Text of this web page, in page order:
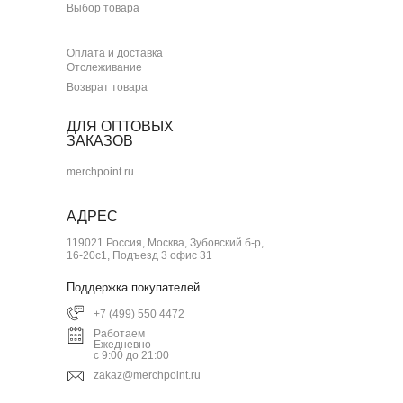
АДРЕС
Выбор товара
Оплата и доставка
Отслеживание
119021 Россия, Москва, Зубовский б-р,
16-20с1, Подъезд 3 офис 31
Поддержка покупателей
+7 (499) 550 4472
Работаем
Ежедневно
с 9:00 до 21:00
zakaz@merchpoint.ru
Возврат товара
ДЛЯ ОПТОВЫХ
ЗАКАЗОВ
merchpoint.ru